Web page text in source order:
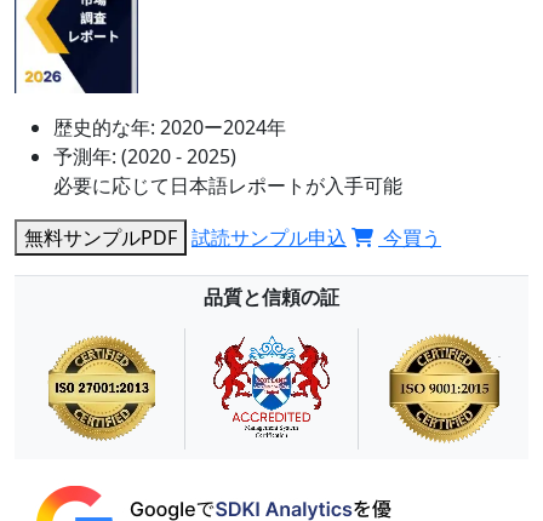
歴史的な年: 2020ー2024年
予測年: (2020 - 2025)
必要に応じて日本語レポートが入手可能
無料サンプルPDF 試読サンプル申込 今買う
品質と信頼の証